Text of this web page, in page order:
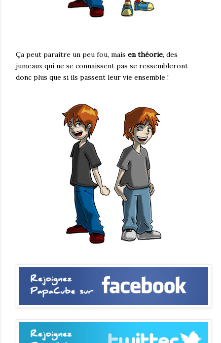
Ça peut paraitre un peu fou, mais en théorie, des
jumeaux qui ne se connaissent pas se ressembleront
donc plus que si ils passent leur vie ensemble !